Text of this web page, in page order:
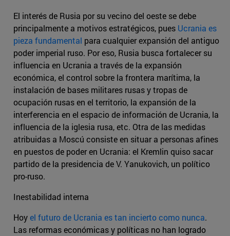
El interés de Rusia por su vecino del oeste se debe
principalmente a motivos estratégicos, pues Ucrania es
pieza fundamental para cualquier expansión del antiguo
poder imperial ruso. Por eso, Rusia busca fortalecer su
influencia en Ucrania a través de la expansión
económica, el control sobre la frontera marítima, la
instalación de bases militares rusas y tropas de
ocupación rusas en el territorio, la expansión de la
interferencia en el espacio de información de Ucrania, la
influencia de la iglesia rusa, etc. Otra de las medidas
atribuidas a Moscú consiste en situar a personas afines
en puestos de poder en Ucrania: el Kremlin quiso sacar
partido de la presidencia de V. Yanukovich, un político
pro-ruso.
Inestabilidad interna
Hoyel futuro de Ucrania es tan incierto como nunca.
Las reformas económicas y políticas no han logrado